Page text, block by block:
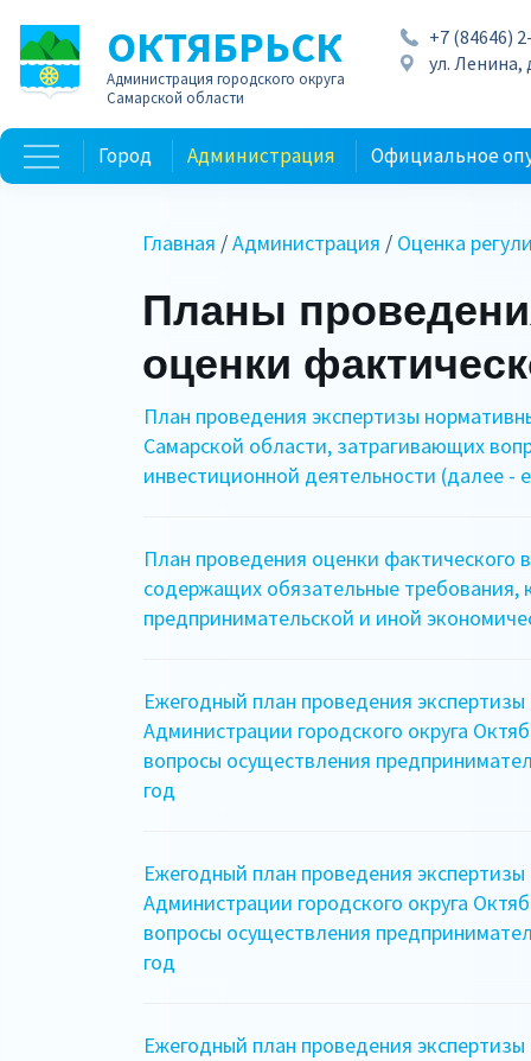
ОКТЯБРЬСК
Администрация городского округа
Самарской области
+7 (84646)
ул. Ленина,
Город Администрация Официальное
Главная /Администрация / Оценка
Планы
оценки
План проведения экспертизы
Самарской области, затрагивающих
инвестиционной деятельности (далее -
План проведения оценки фактического
содержащих обязательные требования,
предпринимательской и иной
Ежегодный план проведения
Администрации городского округа
вопросы осуществления
год
Ежегодный план проведения
Администрации городского округа
вопросы осуществления
год
Ежегодный план проведения